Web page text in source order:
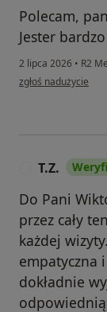
Polecam,
Jester
2 lipca 2026 • R2
w opinii użytkownika
zgłoś nadużycie
T.Z.
Do Pani
przez cały
każdej
empatyczna
dokładnie